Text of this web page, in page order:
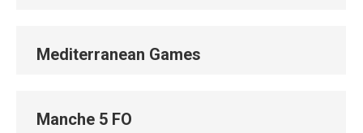
Mediterranean Games
Manche 5 FO